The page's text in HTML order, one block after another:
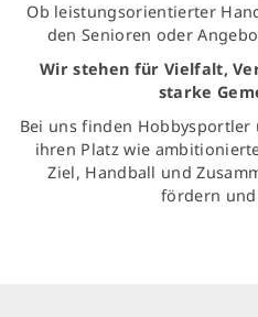
Ob leistungsorientierter
den Senioren oder
Wir stehen für Vielfalt,
starke
Bei uns finden
ihren Platz wie
Ziel, Handball und
fördern